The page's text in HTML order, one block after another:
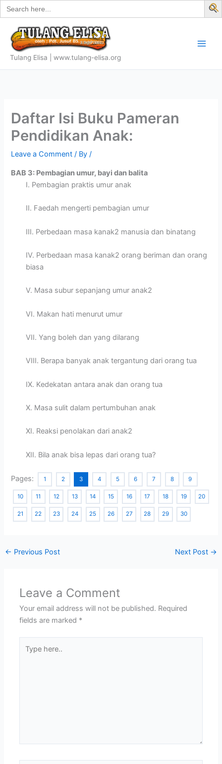
Search
for:
Skip
to
content
Tulang Elisa | www.tulang-elisa.org
Daftar Isi Buku Pameran
Pendidikan Anak:
Leave a Comment / By/
BAB 3: Pembagian umur, bayi dan balita
I. Pembagian praktis umur anak
II. Faedah mengerti pembagian umur
III. Perbedaan masa kanak2 manusia dan binatang
IV. Perbedaan masa kanak2 orang beriman dan orang
biasa
V. Masa subur sepanjang umur anak2
VI. Makan hati menurut umur
VII. Yang boleh dan yang dilarang
VIII. Berapa banyak anak tergantung dari orang tua
IX. Kedekatan antara anak dan orang tua
X. Masa sulit dalam pertumbuhan anak
XI. Reaksi penolakan dari anak2
XII. Bila anak bisa lepas dari orang tua?
Pages: 1 2 3 4 5 6 7 8 9
10 11 12 13 14 15 16 17 18 19 20
21 22 23 24 25 26 27 28 29 30
← Previous Post Next Post →
Leave a Comment
Your email address will not be published. Required
fields are marked *
here..